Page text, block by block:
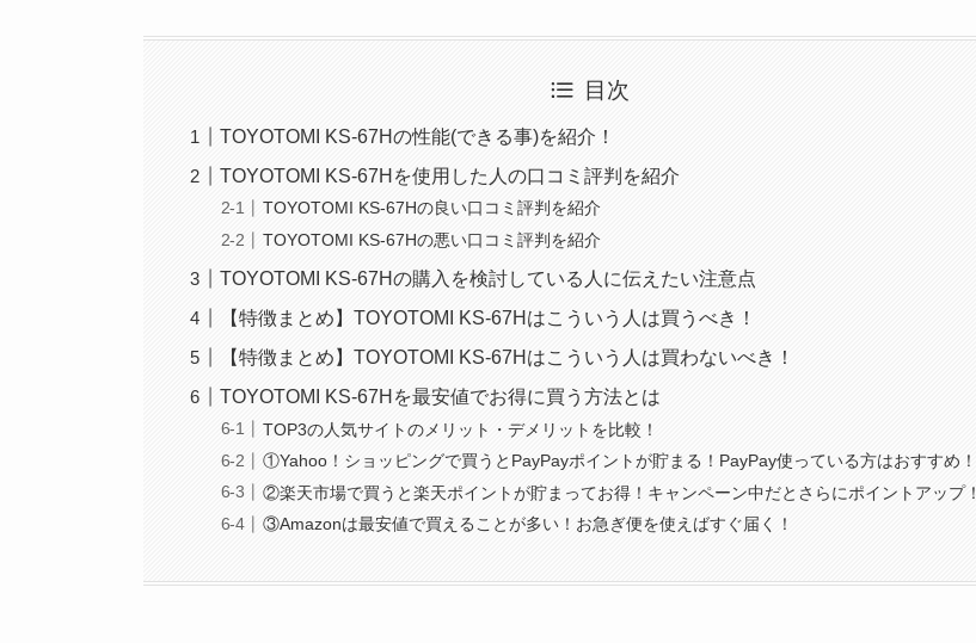
目次
TOYOTOMI KS-67Hの性能(できる事)を紹介！
TOYOTOMI KS-67Hを使用した人の口コミ評判を紹介
TOYOTOMI KS-67Hの良い口コミ評判を紹介
TOYOTOMI KS-67Hの悪い口コミ評判を紹介
TOYOTOMI KS-67Hの購入を検討している人に伝えたい注意点
【特徴まとめ】TOYOTOMI KS-67Hはこういう人は買うべき！
【特徴まとめ】TOYOTOMI KS-67Hはこういう人は買わないべき！
TOYOTOMI KS-67Hを最安値でお得に買う方法とは
TOP3の人気サイトのメリット・デメリットを比較！
①Yahoo！ショッピングで買うとPayPayポイントが貯まる！PayPay使っている方はおすすめ！
②楽天市場で買うと楽天ポイントが貯まってお得！キャンペーン中だとさらにポイントアップ！
③Amazonは最安値で買えることが多い！お急ぎ便を使えばすぐ届く！